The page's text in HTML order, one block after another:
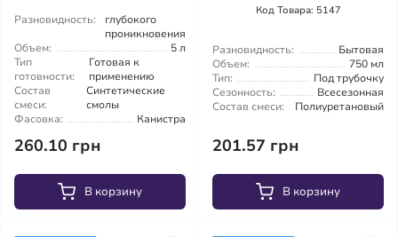
Разновидность:
глубокого
проникновения
Объем:
5 л
Тип
готовности:
Готовая к
применению
Состав
смеси:
Синтетические
смолы
Фасовка:
Канистра
260.10 грн
В корзину
Код Товара: 5147
Разновидность:
Бытовая
Объем:
750 мл
Тип:
Под трубочку
Сезонность:
Всесезонная
Состав смеси:
Полиуретановый
201.57 грн
В корзину